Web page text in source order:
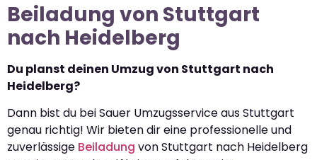
Beiladung von Stuttgart
nach Heidelberg
Du planst deinen Umzug von Stuttgart nach
Heidelberg?
Dann bist du bei Sauer Umzugsservice aus Stuttgart
genau richtig! Wir bieten dir eine professionelle und
zuverlässige Beiladung von Stuttgart nach Heidelberg